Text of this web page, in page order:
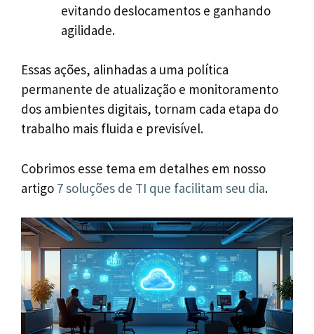
evitando deslocamentos e ganhando
agilidade.
Essas ações, alinhadas a uma política
permanente de atualização e monitoramento
dos ambientes digitais, tornam cada etapa do
trabalho mais fluida e previsível.
Cobrimos esse tema em detalhes em nosso
artigo 7 soluções de TI que facilitam seu dia.